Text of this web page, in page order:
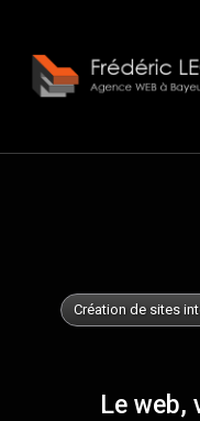
Création de sites
Le web,